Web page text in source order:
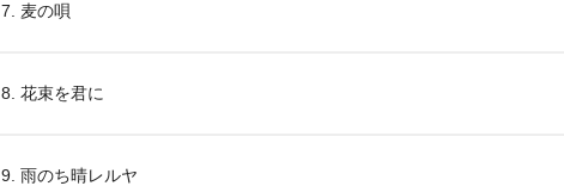
7. 麦の唄
8. 花束を君に
9. 雨のち晴レルヤ